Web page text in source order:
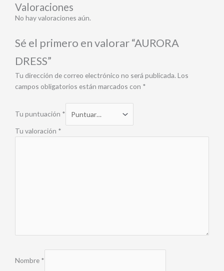
Valoraciones
No hay valoraciones aún.
Sé el primero en valorar “AURORA
DRESS”
Tu dirección de correo electrónico no será publicada. Los
campos obligatorios están marcados con *
Tu puntuación *
Tu valoración *
Nombre *